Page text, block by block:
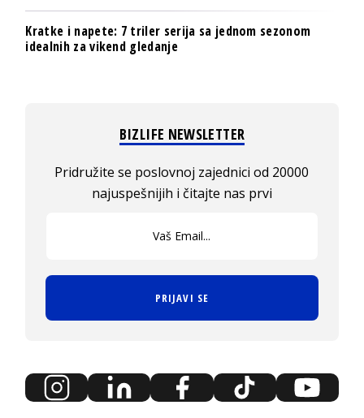
Kratke i napete: 7 triler serija sa jednom sezonom
idealnih za vikend gledanje
BIZLIFE NEWSLETTER
Pridružite se poslovnoj zajednici od 20000
najuspešnijih i čitajte nas prvi
PRIJAVI SE